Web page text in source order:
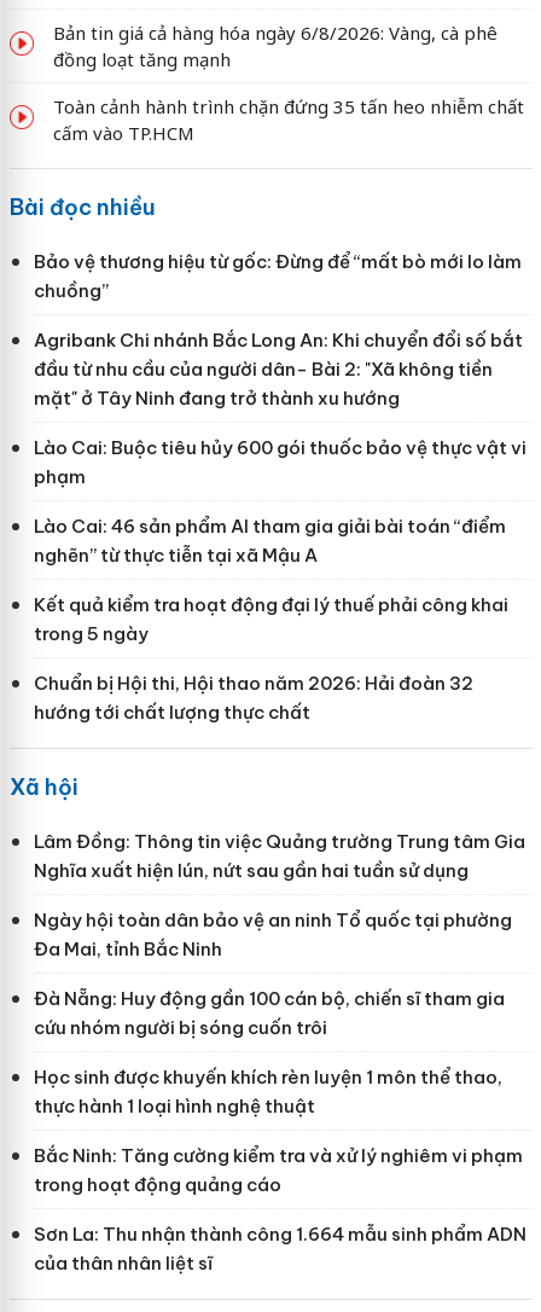
Bản tin giá cả hàng hóa ngày 6/8/2026: Vàng, cà phê
đồng loạt tăng mạnh
Toàn cảnh hành trình chặn đứng 35 tấn heo nhiễm chất
cấm vào TP.HCM
Bài đọc nhiều
Bảo vệ thương hiệu từ gốc: Đừng để “mất bò mới lo làm
chuồng”
Agribank Chi nhánh Bắc Long An: Khi chuyển đổi số bắt
đầu từ nhu cầu của người dân- Bài 2: "Xã không tiền
mặt" ở Tây Ninh đang trở thành xu hướng
Lào Cai: Buộc tiêu hủy 600 gói thuốc bảo vệ thực vật vi
phạm
Lào Cai: 46 sản phẩm AI tham gia giải bài toán “điểm
nghẽn” từ thực tiễn tại xã Mậu A
Kết quả kiểm tra hoạt động đại lý thuế phải công khai
trong 5 ngày
Chuẩn bị Hội thi, Hội thao năm 2026: Hải đoàn 32
hướng tới chất lượng thực chất
Xã hội
Lâm Đồng: Thông tin việc Quảng trường Trung tâm Gia
Nghĩa xuất hiện lún, nứt sau gần hai tuần sử dụng
Ngày hội toàn dân bảo vệ an ninh Tổ quốc tại phường
Đa Mai, tỉnh Bắc Ninh
Đà Nẵng: Huy động gần 100 cán bộ, chiến sĩ tham gia
cứu nhóm người bị sóng cuốn trôi
Học sinh được khuyến khích rèn luyện 1 môn thể thao,
thực hành 1 loại hình nghệ thuật
Bắc Ninh: Tăng cường kiểm tra và xử lý nghiêm vi phạm
trong hoạt động quảng cáo
Sơn La: Thu nhận thành công 1.664 mẫu sinh phẩm ADN
của thân nhân liệt sĩ